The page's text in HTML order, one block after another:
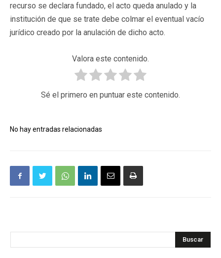
recurso se declara fundado, el acto queda anulado y la
institución de que se trate debe colmar el eventual vacío
jurídico creado por la anulación de dicho acto.
Valora este contenido.
Sé el primero en puntuar este contenido.
No hay entradas relacionadas
Buscar